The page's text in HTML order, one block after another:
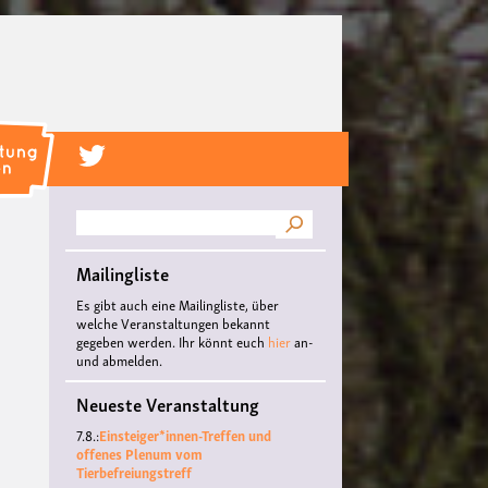
Suche
Mailingliste
Es gibt auch eine Mailingliste, über
welche Veranstaltungen bekannt
gegeben werden. Ihr könnt euch hieran-
und abmelden.
Neueste Veranstaltung
7.8.:Einsteiger*innen-Treffen und
offenes Plenum vom
Tierbefreiungstreff